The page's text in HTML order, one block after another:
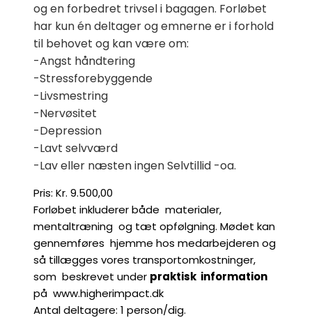
og en forbedret trivsel i bagagen. Forløbet
har kun én deltager og emnerne er i forhold
til behovet og kan være om:
-Angst håndtering
-Stressforebyggende
-Livsmestring
-Nervøsitet
-Depression
-Lavt selvværd
-Lav eller næsten ingen Selvtillid -oa.
Pris: Kr. 9.500,00
Forløbet inkluderer både materialer,
mentaltræning og tæt opfølgning. Mødet kan
gennemføres hjemme hos medarbejderen og
så tillægges vores transportomkostninger,
som beskrevet under praktisk information
på www.higherimpact.dk
Antal deltagere: 1 person/dig.